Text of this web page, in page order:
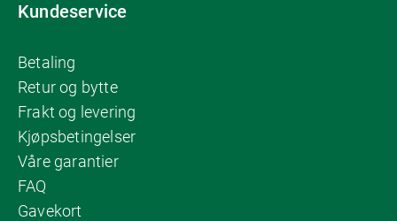
Kundeservice
Betaling
Retur og bytte
Frakt og levering
Kjøpsbetingelser
Våre garantier
FAQ
Gavekort